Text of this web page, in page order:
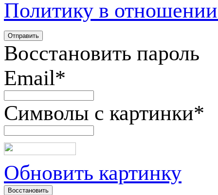
Политику в
Восстановить пароль
Email*
Символы с картинки*
Обновить картинку